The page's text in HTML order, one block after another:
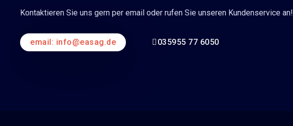
Kontaktieren Sie uns gern per email oder rufen Sie unseren Kundenservice an!
email: info@easag.de 035955 77 6050